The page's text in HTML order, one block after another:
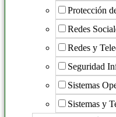
Protección
Redes
Redes y
Seguridad
Sistemas
Sistemas y